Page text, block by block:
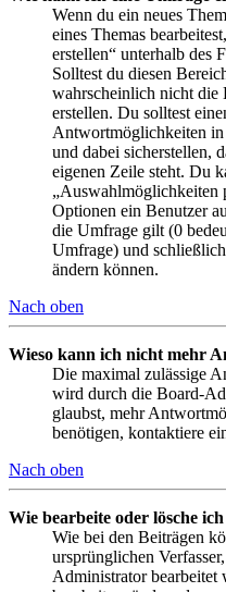
Wenn du ein neues
eines Themas
erstellen“ unterhalb des
Solltest du diesen
wahrscheinlich nicht die
erstellen. Du solltest
Antwortmöglichkeiten in
und dabei sicherstellen,
eigenen Zeile steht. Du
„Auswahlmöglichkeiten
Optionen ein Benutzer
die Umfrage gilt (0
Umfrage) und
ändern können.
Nach oben
Wieso kann ich nicht mehr
Die maximal zulässige
wird durch die Board-
glaubst, mehr
benötigen, kontaktiere
Nach oben
Wie bearbeite oder lösche
Wie bei den Beiträgen
ursprünglichen
Administrator bearbeitet